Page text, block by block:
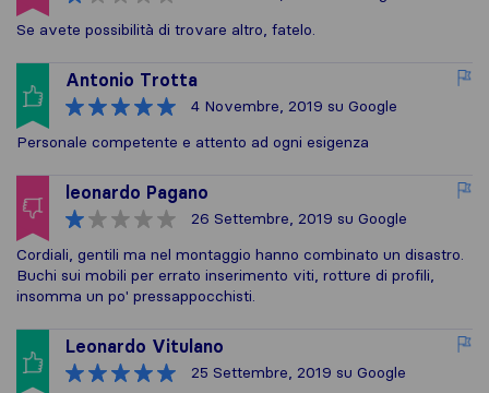
Se avete possibilità di trovare altro, fatelo.
Antonio Trotta
4 Novembre, 2019 su Google
Personale competente e attento ad ogni esigenza
leonardo Pagano
26 Settembre, 2019 su Google
Cordiali, gentili ma nel montaggio hanno combinato un disastro.
Buchi sui mobili per errato inserimento viti, rotture di profili,
insomma un po' pressappocchisti.
Leonardo Vitulano
25 Settembre, 2019 su Google